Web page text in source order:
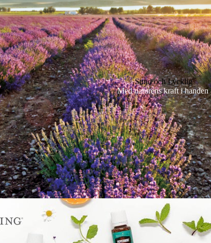
Sund och Lycklig
Med naturens kraft i handen